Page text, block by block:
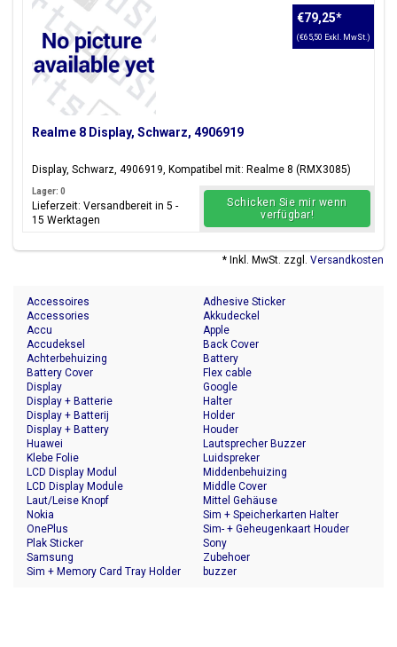
Realme 8 Display, Schwarz, 4906919
Display, Schwarz, 4906919, Kompatibel mit: Realme 8 (RMX3085)
€79,25*
(€65,50 Exkl. MwSt.)
Lager: 0
Lieferzeit: Versandbereit in 5 -
15 Werktagen
Schicken Sie mir wenn
verfügbar!
* Inkl. MwSt. zzgl. Versandkosten
Accessoires
Accessories
Accu
Accudeksel
Achterbehuizing
Adhesive Sticker
Akkudeckel
Apple
Back Cover
Battery
Battery Cover
Display
Display + Batterie
Display + Batterij
Display + Battery
Flex cable
Google
Halter
Holder
Houder
Huawei
Klebe Folie
LCD Display Modul
LCD Display Module
Laut/Leise Knopf
Lautsprecher Buzzer
Luidspreker
Middenbehuizing
Middle Cover
Mittel Gehäuse
Nokia
OnePlus
Plak Sticker
Samsung
Sim + Memory Card Tray Holder
Sim + Speicherkarten Halter
Sim- + Geheugenkaart Houder
Sony
Zubehoer
buzzer